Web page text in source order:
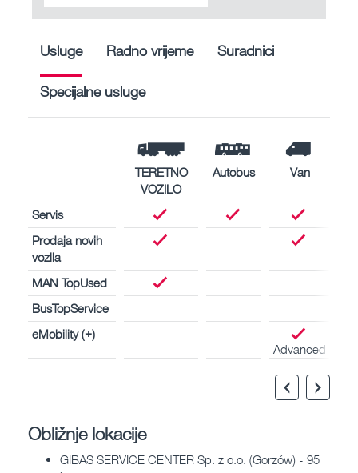
Usluge Radno vrijeme Suradnici
Specijalne usluge
TERETNO
VOZILO
Autobus Van
Servis
Prodaja novih
vozila
MAN TopUsed
BusTopService
eMobility (+)
Advanced
Obližnje lokacije
GIBAS SERVICE CENTER Sp. z o.o. (Gorzów) - 95